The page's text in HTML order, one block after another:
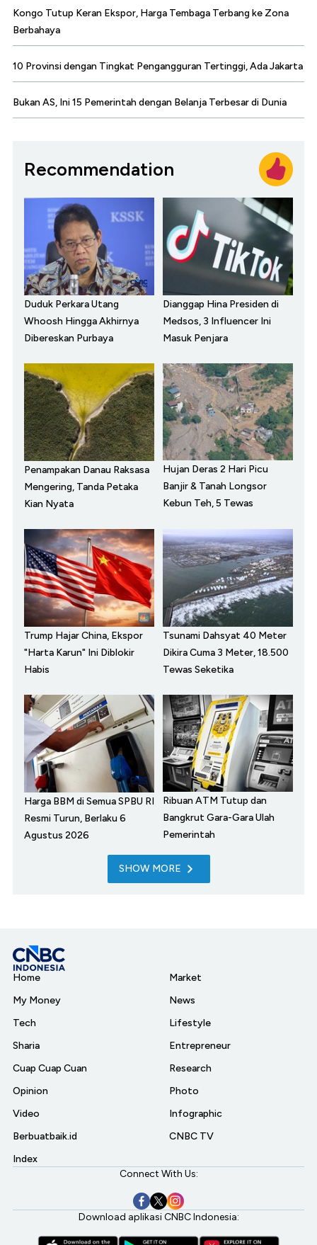
Kongo Tutup Keran Ekspor, Harga Tembaga Terbang ke Zona
Berbahaya
10 Provinsi dengan Tingkat Pengangguran Tertinggi, Ada Jakarta
Bukan AS, Ini 15 Pemerintah dengan Belanja Terbesar di Dunia
Recommendation
Duduk Perkara Utang
Whoosh Hingga Akhirnya
Dibereskan Purbaya
Dianggap Hina Presiden di
Medsos, 3 Influencer Ini
Masuk Penjara
Penampakan Danau Raksasa
Mengering, Tanda Petaka
Kian Nyata
Hujan Deras 2 Hari Picu
Banjir & Tanah Longsor
Kebun Teh, 5 Tewas
Trump Hajar China, Ekspor
"Harta Karun" Ini Diblokir
Habis
Tsunami Dahsyat 40 Meter
Dikira Cuma 3 Meter, 18.500
Tewas Seketika
Harga BBM di Semua SPBU RI
Resmi Turun, Berlaku 6
Agustus 2026
Ribuan ATM Tutup dan
Bangkrut Gara-Gara Ulah
Pemerintah
SHOW MORE
Home
My Money
Tech
Sharia
Cuap Cuap Cuan
Opinion
Video
Berbuatbaik.id
Index
Market
News
Lifestyle
Entrepreneur
Research
Photo
Infographic
CNBC TV
Connect With Us:
Download aplikasi CNBC Indonesia: